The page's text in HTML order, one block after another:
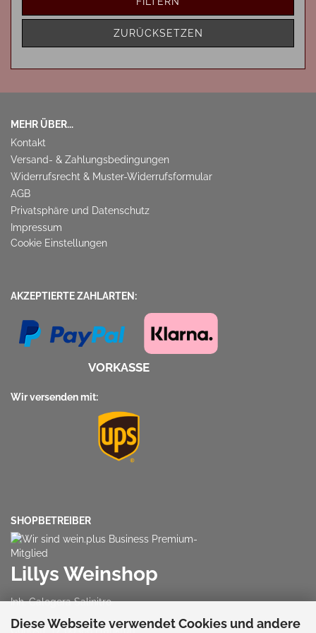
Diese Webseite verwendet Cookies und andere
ZURÜCKSETZEN
MEHR ÜBER...
Kontakt
Versand- & Zahlungsbedingungen
Widerrufsrecht & Muster-Widerrufsformular
AGB
Privatsphäre und Datenschutz
Impressum
Cookie Einstellungen
AKZEPTIERTE ZAHLARTEN:
VORKASSE
Wir versenden mit:
SHOPBETREIBER
Lillys Weinshop
Inh. Calogera Salinitro
Cunostr. 17, 60388 Frankfurt